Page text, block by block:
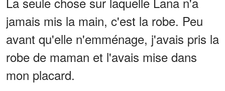
jamais mis la main, c'est la robe. Peu
avant qu'elle n'emménage, j'avais pris la
robe de maman et l'avais mise dans
mon placard.